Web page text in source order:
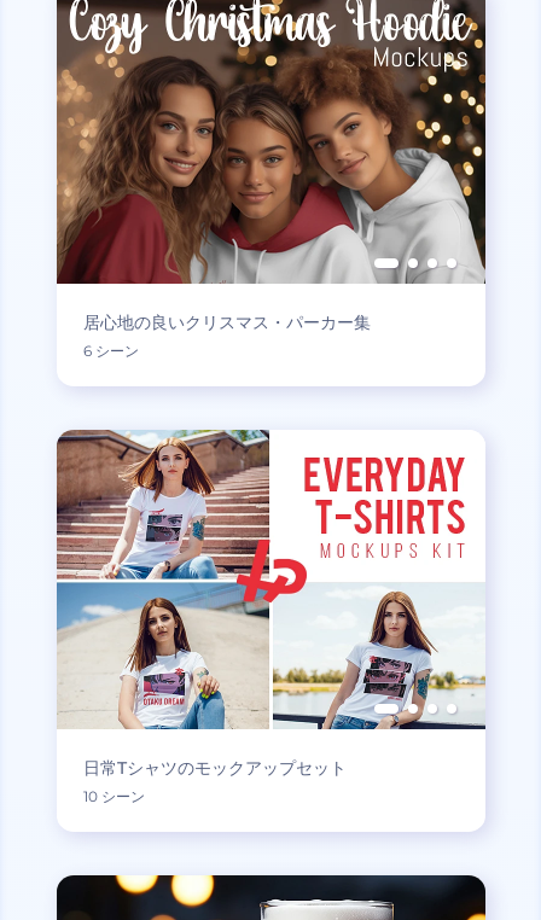
居心地の良いクリスマス・パーカー集
6 シーン
日常Tシャツのモックアップセット
10 シーン